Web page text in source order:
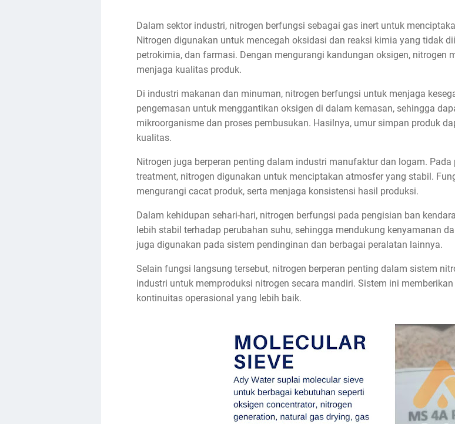
Dalam sektor industri, nitrogen berfungsi sebagai gas inert untuk
Nitrogen digunakan untuk mencegah oksidasi dan reaksi kimia yang tidak
petrokimia, dan farmasi. Dengan mengurangi kandungan oksigen, nitrogen
menjaga kualitas produk.
Di industri makanan dan minuman, nitrogen berfungsi untuk menjaga
pengemasan untuk menggantikan oksigen di dalam kemasan, sehingga
mikroorganisme dan proses pembusukan. Hasilnya, umur simpan produk
kualitas.
Nitrogen juga berperan penting dalam industri manufaktur dan logam.
treatment, nitrogen digunakan untuk menciptakan atmosfer yang stabil.
mengurangi cacat produk, serta menjaga konsistensi hasil produksi.
Dalam kehidupan sehari-hari, nitrogen berfungsi pada pengisian ban
lebih stabil terhadap perubahan suhu, sehingga mendukung kenyamanan
juga digunakan pada sistem pendinginan dan berbagai peralatan lainnya.
Selain fungsi langsung tersebut, nitrogen berperan penting dalam sistem
industri untuk memproduksi nitrogen secara mandiri. Sistem ini
kontinuitas operasional yang lebih baik.